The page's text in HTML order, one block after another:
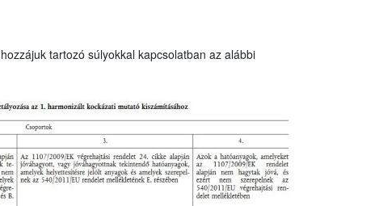
tartozó súlyokkal kapcsolatban az alábbi